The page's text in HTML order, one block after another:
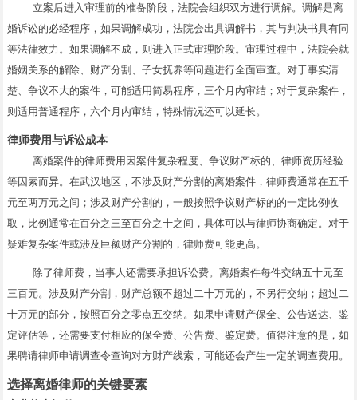
立案后进入审理前的准备阶段，法院会组织双方进行调解。调解是离
婚诉讼的必经程序，如果调解成功，法院会出具调解书，其与判决书具有同
等法律效力。如果调解不成，则进入正式审理阶段。审理过程中，法院会就
婚姻关系的解除、财产分割、子女抚养等问题进行全面审查。对于事实清
楚、争议不大的案件，可能适用简易程序，三个月内审结；对于复杂案件，
则适用普通程序，六个月内审结，特殊情况还可以延长。
律师费用与诉讼成本
离婚案件的律师费用因案件复杂程度、争议财产标的、律师资历经验
等因素而异。在武汉地区，不涉及财产分割的离婚案件，律师费通常在五千
元至两万元之间；涉及财产分割的，一般按照争议财产标的的一定比例收
取，比例通常在百分之三至百分之十之间，具体可以与律师协商确定。对于
疑难复杂案件或涉及巨额财产分割的，律师费可能更高。
除了律师费，当事人还需要承担诉讼费。离婚案件每件交纳五十元至
三百元。涉及财产分割，财产总额不超过二十万元的，不另行交纳；超过二
十万元的部分，按照百分之零点五交纳。如果申请财产保全、公告送达、鉴
定评估等，还需要支付相应的保全费、公告费、鉴定费。值得注意的是，如
果聘请律师申请调查令查询对方财产线索，可能还会产生一定的调查费用。
选择离婚律师的关键要素